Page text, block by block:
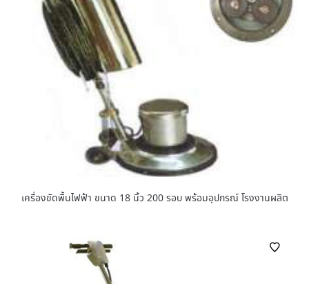
เครื่องขัดพื้นไฟฟ้า ขนาด 18 นิ้ว 200 รอบ พร้อมอุปกรณ์ โรงงานผลิต